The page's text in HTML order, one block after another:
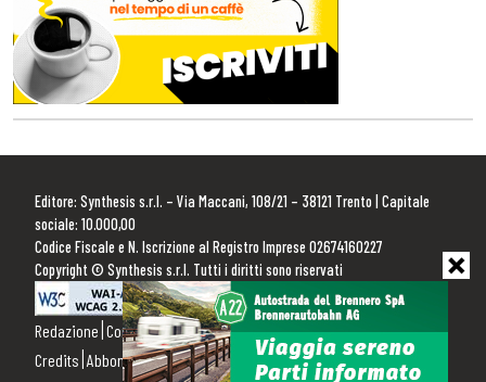
Editore: Synthesis s.r.l. – Via Maccani, 108/21 – 38121 Trento | Capitale
sociale: 10.000,00
Codice Fiscale e N. Iscrizione al Registro Imprese 02674160227
Copyright © Synthesis s.r.l. Tutti i diritti sono riservati
Redazione Contattaci Pubblicità Privacy Policy Cookie Policy
Credits Abbonamenti